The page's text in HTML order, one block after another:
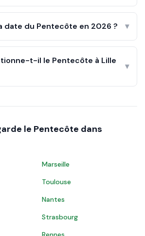
date du Pentecôte en 2026 ? ▾
t-il le Pentecôte à Lille
▾
le Pentecôte dans
Marseille
Toulouse
Nantes
Strasbourg